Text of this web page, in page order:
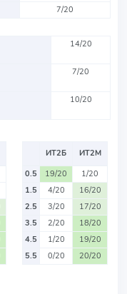
7/20
14/20
7/20
10/20
ИТ2Б
ИТ2М
0.5
19/20
1/20
1.5
4/20
16/20
2.5
3/20
17/20
3.5
2/20
18/20
4.5
1/20
19/20
5.5
0/20 20/20